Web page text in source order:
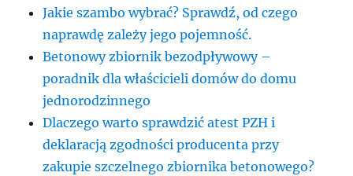
Jakie szambo wybrać? Sprawdź, od czego
naprawdę zależy jego pojemność.
Betonowy zbiornik bezodpływowy –
poradnik dla właścicieli domów do domu
jednorodzinnego
Dlaczego warto sprawdzić atest PZH i
deklaracją zgodności producenta przy
zakupie szczelnego zbiornika betonowego?